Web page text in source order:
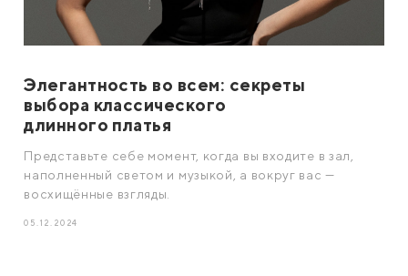
Элегантность во всем: секреты
выбора классического
длинного платья
Представьте себе момент, когда вы входите в зал,
наполненный светом и музыкой, а вокруг вас —
восхищённые взгляды.
05.12.2024